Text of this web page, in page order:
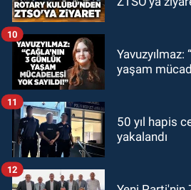
Yavuzyılmaz:
yaşam
10
50 yıl hapis
yakalandı
11
12